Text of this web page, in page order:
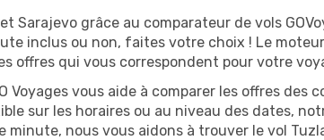
Sarajevo grâce au comparateur de vols
inclus ou non, faites votre choix ! Le
offres qui vous correspondent pour votre
Voyages vous aide à comparer les offres
sur les horaires ou au niveau des dates,
minute, nous vous aidons à trouver le vol